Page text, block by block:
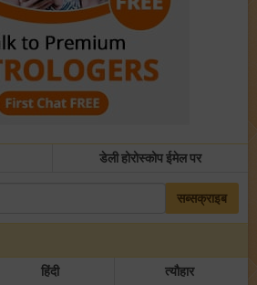
डेली होरोस्कोप ईमेल पर
सब्सक्राइब
हिंदी त्यौहार